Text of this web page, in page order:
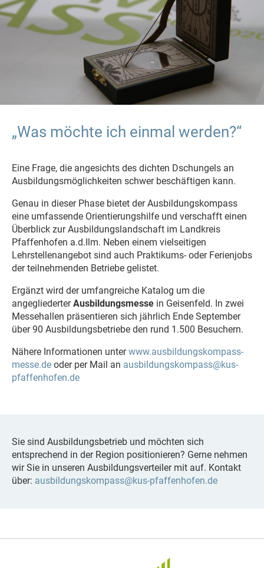
„Was möchte ich einmal werden?“
Eine Frage, die angesichts des dichten Dschungels an
Ausbildungsmöglichkeiten schwer beschäftigen kann.
Genau in dieser Phase bietet der Ausbildungskompass
eine umfassende Orientierungshilfe und verschafft einen
Überblick zur Ausbildungslandschaft im Landkreis
Pfaffenhofen a.d.Ilm. Neben einem vielseitigen
Lehrstellenangebot sind auch Praktikums- oder Ferienjobs
der teilnehmenden Betriebe gelistet.
Ergänzt wird der umfangreiche Katalog um die
angegliederterAusbildungsmesse in Geisenfeld. In zwei
Messehallen präsentieren sich jährlich Ende September
über 90 Ausbildungsbetriebe den rund 1.500 Besuchern.
Nähere Informationen unterwww.ausbildungskompass-
messe.de oder per Mail an ausbildungskompass@kus-
pfaffenhofen.de
Sie sind Ausbildungsbetrieb und möchten sich
entsprechend in der Region positionieren? Gerne nehmen
wir Sie in unseren Ausbildungsverteiler mit auf. Kontakt
über: ausbildungskompass@kus-pfaffenhofen.de